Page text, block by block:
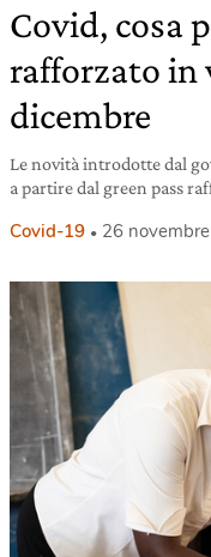
Covid, cosa
rafforzato in
dicembre
Le novità introdotte dal
a partire dal green pass
Covid-19 26